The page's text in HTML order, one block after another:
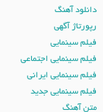
دانلود آهنگ
رپورتاژ آگهی
فیلم سینمایی
فیلم سینمایی اجتماعی
فیلم سینمایی ایرانی
فیلم سینمایی جدید
متن آهنگ